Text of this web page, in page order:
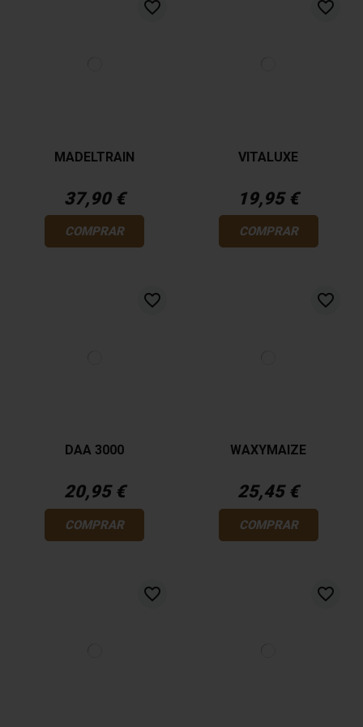
favorite_border
MADELTRAIN
37,90 €
COMPRAR
favorite_border
VITALUXE
19,95 €
COMPRAR
favorite_border
DAA 3000
20,95 €
COMPRAR
favorite_border
WAXYMAIZE
25,45 €
COMPRAR
favorite_border favorite_border